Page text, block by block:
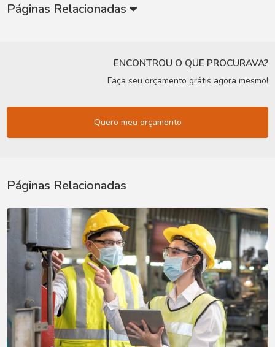
Páginas Relacionadas
ENCONTROU O QUE PROCURAVA?
Faça seu orçamento grátis agora mesmo!
Quero meu orçamento
Páginas Relacionadas